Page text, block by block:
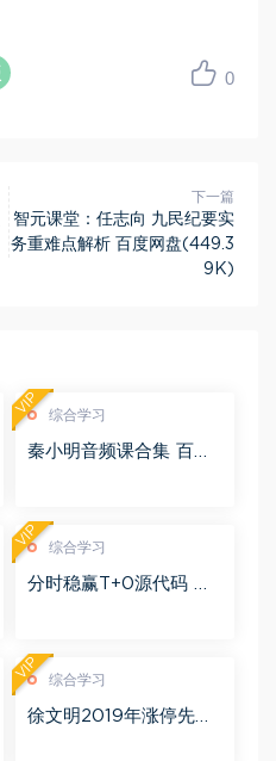
0
下一篇
智元课堂：任志向 九民纪要实
务重难点解析 百度网盘(449.3
9K)
综合学习
秦小明音频课合集 百度
VIP
综合学习
分时稳赢T+0源代码 自
VIP
综合学习
徐文明2019年涨停先锋
VIP